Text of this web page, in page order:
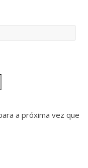
a próxima vez que